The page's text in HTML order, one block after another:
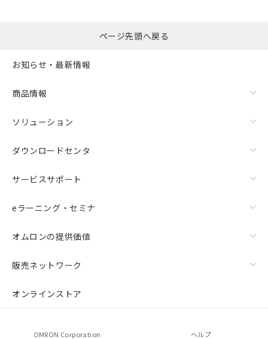
ページ先頭へ戻る
お知らせ・最新情報
商品情報
ソリューション
ダウンロードセンタ
サービスサポート
eラーニング・セミナ
オムロンの提供価値
販売ネットワーク
オンラインストア
OMRON Corporation ヘルプ